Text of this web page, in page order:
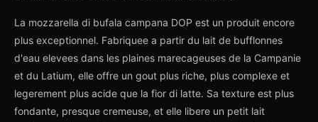
La mozzarella di bufala campana DOP est un produit encore
plus exceptionnel. Fabriquee a partir du lait de bufflonnes
d'eau elevees dans les plaines marecageuses de la Campanie
et du Latium, elle offre un gout plus riche, plus complexe et
legerement plus acide que la fior di latte. Sa texture est plus
fondante, presque cremeuse, et elle libere un petit lait